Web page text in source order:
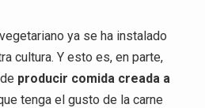
ya se ha instalado
cultura. Y esto es, en parte,
producir comida creada a
tenga el gusto de la carne